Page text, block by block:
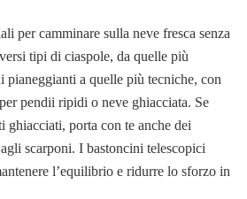
per camminare sulla neve fresca senza
tipi di ciaspole, da quelle più
pianeggianti a quelle più tecniche, con
pendii ripidi o neve ghiacciata. Se
ghiacciati, porta con te anche dei
scarponi. I bastoncini telescopici
l’equilibrio e ridurre lo sforzo in